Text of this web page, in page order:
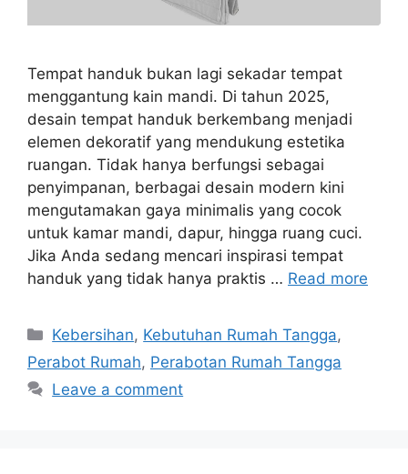
Tempat handuk bukan lagi sekadar tempat
menggantung kain mandi. Di tahun 2025,
desain tempat handuk berkembang menjadi
elemen dekoratif yang mendukung estetika
ruangan. Tidak hanya berfungsi sebagai
penyimpanan, berbagai desain modern kini
mengutamakan gaya minimalis yang cocok
untuk kamar mandi, dapur, hingga ruang cuci.
Jika Anda sedang mencari inspirasi tempat
handuk yang tidak hanya praktis … Read more
Categories
Kebersihan, Kebutuhan Rumah Tangga,
Perabot Rumah, Perabotan Rumah Tangga
Leave a comment